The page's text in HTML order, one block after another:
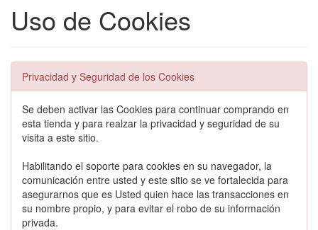
Uso de Cookies
Privacidad y Seguridad de los Cookies
Se deben activar las Cookies para continuar comprando en
esta tienda y para realzar la privacidad y seguridad de su
visita a este sitio.
Habilitando el soporte para cookies en su navegador, la
comunicación entre usted y este sitio se ve fortalecida para
asegurarnos que es Usted quien hace las transacciones en
su nombre propio, y para evitar el robo de su información
privada.